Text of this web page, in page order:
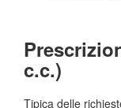
c.c.)
Tipica delle